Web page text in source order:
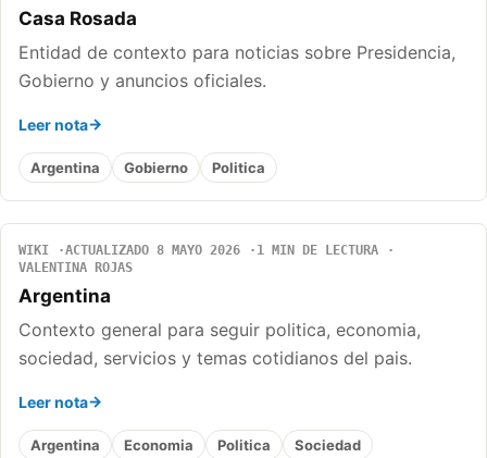
Casa Rosada
Entidad de contexto para noticias sobre Presidencia,
Gobierno y anuncios oficiales.
Leer nota
Argentina Gobierno Politica
WIKI ACTUALIZADO 8 MAYO 2026
1 MIN DE LECTURA
VALENTINA ROJAS
Argentina
Contexto general para seguir politica, economia,
sociedad, servicios y temas cotidianos del pais.
Leer nota
Argentina Economia Politica Sociedad